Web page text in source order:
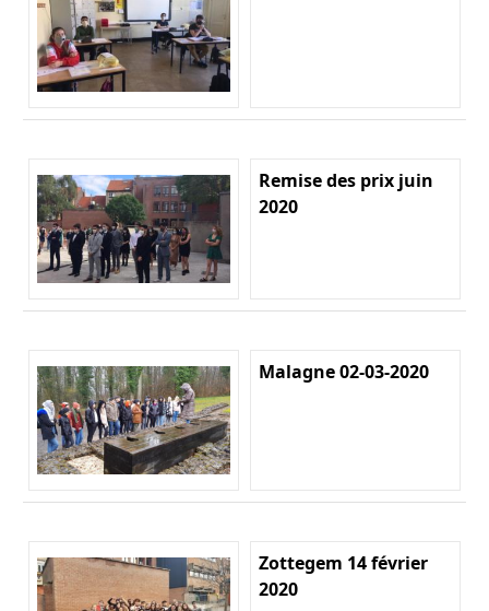
Remise des prix juin
2020
Malagne 02-03-2020
Zottegem 14 février
2020